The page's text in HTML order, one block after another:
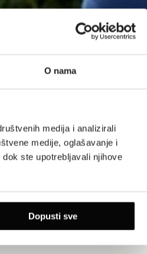
O nama
medija i analizirali
medije, oglašavanje i
ste upotrebljavali njihove
Dopusti sve
Prateći ritam dana, začinite svoj